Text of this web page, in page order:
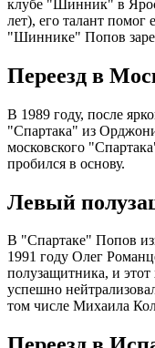
клубе "Шинник" в
лет), его талант помог
"Шиннике" Попов
Переезд в
В 1989 году, после
"Спартака" из
московского
пробился в основу.
Левый
В "Спартаке" Попов
1991 году Олег
полузащитника, и
успешно
том числе Михаила